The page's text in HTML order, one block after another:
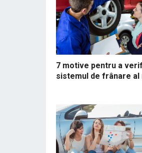
7 motive pentru a
sistemul de frânare al